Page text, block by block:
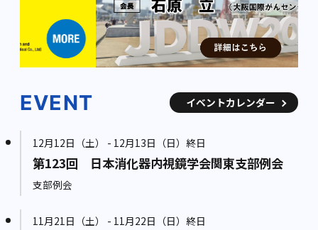
EVENT イベントカレンダー
12月12日（土） - 12月13日（日）終日
第123回 日本消化器内視鏡学会関東支部例会
支部例会
11月21日（土） - 11月22日（日）終日